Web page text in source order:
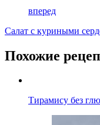
вперед
Салат с куриными
Похожие
Тирамису без